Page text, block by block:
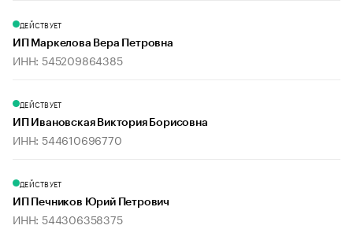
ДЕЙСТВУЕТ
ИП Маркелова Вера Петровна
ИНН: 545209864385
ДЕЙСТВУЕТ
ИП Ивановская Виктория Борисовна
ИНН: 544610696770
ДЕЙСТВУЕТ
ИП Печников Юрий Петрович
ИНН: 544306358375